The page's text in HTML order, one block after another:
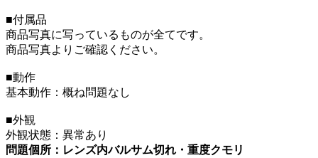
■付属品
商品写真に写っているものが全てです。
商品写真よりご確認ください。
■動作
基本動作：概ね問題なし
■外観
外観状態：異常あり
問題個所：レンズ内バルサム切れ・重度クモリ